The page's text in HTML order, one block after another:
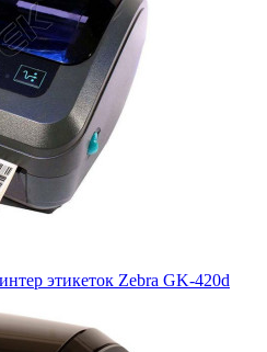
Zebra GX430t для печати на